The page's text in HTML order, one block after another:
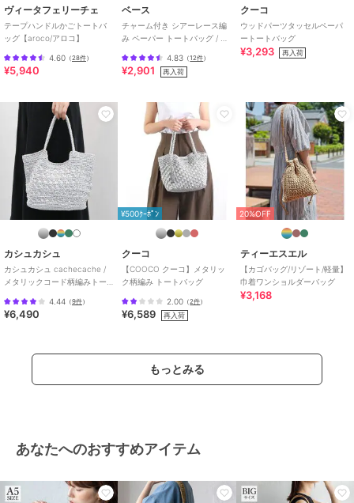
ヴィータフェリーチェ
テープハンドルかごトートバ
ッグ【aroco/アロコ】
4.60 （28件）
¥5,940
ベース
チャーム付き シアーレース編
み ペーパー トートバッグ / レ
対応
4.83 （12件）
¥2,901 再入荷
クーコ
ウッドパーツタッセルペーパ
ートートバッグ
¥3,293 再入荷
カシュカシュ
カシュカシュ cachecache /
メタリックコード柄編みトー
4.44 （9件）
¥6,490
¥500ｸｰﾎﾟﾝ
クーコ
【COOCO クーコ】メタリッ
ク柄編み トートバッグ
2.00 （2件）
¥6,589 再入荷
20%OFF
ティーエスエル
【カゴバッグ/リゾート/軽量】
巾着ワンショルダーバッグ
¥3,168
もっとみる
あなたへのおすすめアイテム